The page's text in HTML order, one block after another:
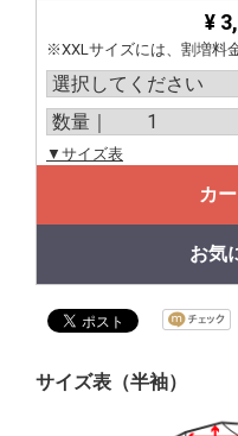
¥
※XXLサイズには、割増料
▼サイズ表
カ
お気
サイズ表（半袖）